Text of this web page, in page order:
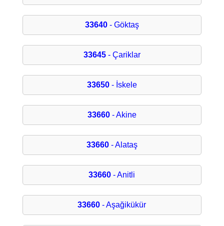
33640- Göktaş
33645- Çariklar
33650- İskele
33660- Akine
33660- Alataş
33660 - Anitli
33660 - Aşağikükür